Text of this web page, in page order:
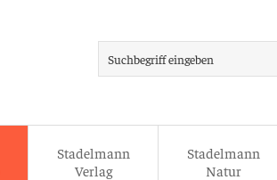
Stadelmann
Verlag
Stadelmann
Natur